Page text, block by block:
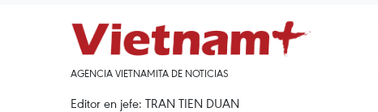
AGENCIA VIETNAMITA DE NOTICIAS
Editor en jefe: TRAN TIEN DUAN